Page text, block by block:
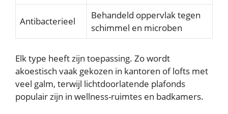
Antibacterieel
Behandeld oppervlak tegen
schimmel en microben
Elk type heeft zijn toepassing. Zo wordt
akoestisch vaak gekozen in kantoren of lofts met
veel galm, terwijl lichtdoorlatende plafonds
populair zijn in wellness-ruimtes en badkamers.